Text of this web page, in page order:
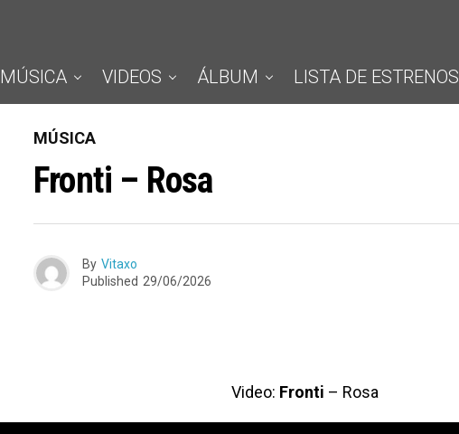
MÚSICA VIDEOS ÁLBUM LISTA DE ESTRENOS
MÚSICA
Fronti – Rosa
By Vitaxo
Published 29/06/2026
Video: Fronti – Rosa